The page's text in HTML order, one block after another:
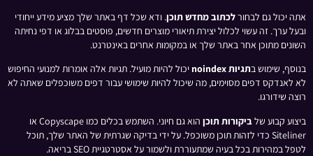
אתה יכול גם לבחורלכתוב מחדש תוכן. ודא שכל דף באתר שלך מציע מידע ייחודי
ובעל ערך. זה עשוי לכלול יצירת תיאורי מוצרים חדשים, פוסטים בבלוג או דפי נחיתה
השונים מתוכן אחר באתר שלך או במקומות אחרים באינטרנט.
בנוסף, שימוש בתגיות noindex
יכול להיות מועיל. תגיות אלה אומרות למנועי החיפוש
לא לאנדקס דפים מסוימים, מה שיכול להיות שימושי עבור דפים משוכפלים שאתה לא
רוצה שידורגו.
ביצוע קבוע שלביקורות תוכן
הוא גם חיוני. השתמש בכלים כמו Copyscape או
Siteliner כדי לזהות תוכן משוכפל. על ידי בדיקה שגרתית של האתר שלך, תוכל
לטפל במהירות בכל בעיה שמתעוררת ולשמור על אסטרטגיית SEO בריאה.